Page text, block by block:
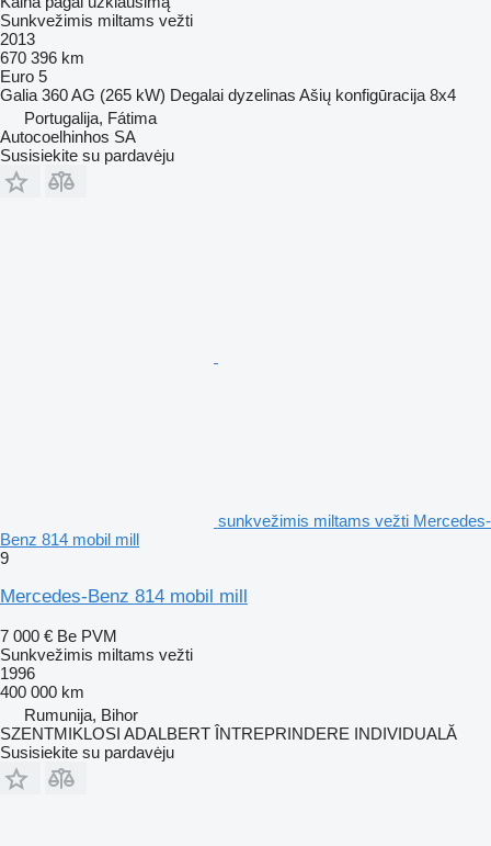
Sunkvežimis miltams vežti
2013
670 396 km
Euro 5
Galia 360 AG (265 kW) Degalai dyzelinas Ašių konfigūracija 8x4
Portugalija, Fátima
Autocoelhinhos SA
Susisiekite su pardavėju
sunkvežimis miltams vežti Mercedes-
Benz 814 mobil mill
9
Mercedes-Benz 814 mobil mill
7 000 € Be PVM
Sunkvežimis miltams vežti
1996
400 000 km
Rumunija, Bihor
SZENTMIKLOSI ADALBERT ÎNTREPRINDERE INDIVIDUALĂ
Susisiekite su pardavėju